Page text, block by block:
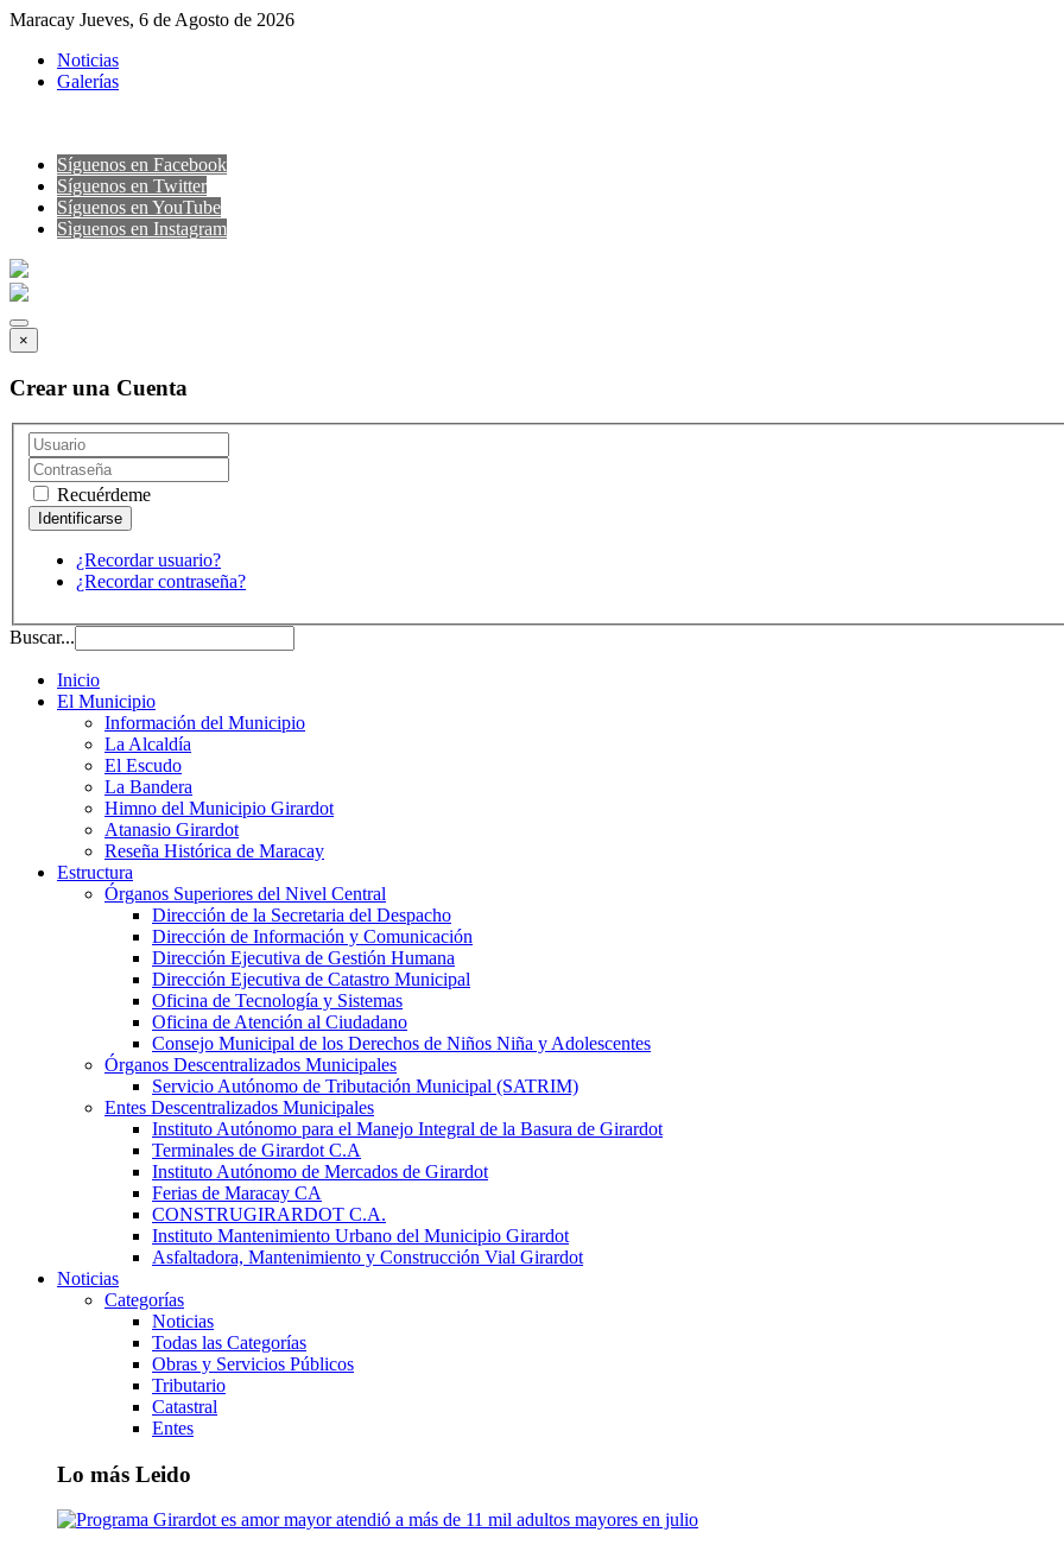
Maracay Jueves, 6 de Agosto de 2026
Noticias
Galerías
Síguenos en Facebook
Síguenos en Twitter
Síguenos en YouTube
Sìguenos en Instagram
×
Crear una Cuenta
Recuérdeme
¿Recordar usuario?
¿Recordar contraseña?
Buscar...
Inicio
El Municipio
Información del Municipio
La Alcaldía
El Escudo
La Bandera
Himno del Municipio Girardot
Atanasio Girardot
Reseña Histórica de Maracay
Estructura
Órganos Superiores del Nivel Central
Dirección de la Secretaria del Despacho
Dirección de Información y Comunicación
Dirección Ejecutiva de Gestión Humana
Dirección Ejecutiva de Catastro Municipal
Oficina de Tecnología y Sistemas
Oficina de Atención al Ciudadano
Consejo Municipal de los Derechos de Niños Niña y Adolescentes
Órganos Descentralizados Municipales
Servicio Autónomo de Tributación Municipal (SATRIM)
Entes Descentralizados Municipales
Instituto Autónomo para el Manejo Integral de la Basura de Girardot
Terminales de Girardot C.A
Instituto Autónomo de Mercados de Girardot
Ferias de Maracay CA
CONSTRUGIRARDOT C.A.
Instituto Mantenimiento Urbano del Municipio Girardot
Asfaltadora, Mantenimiento y Construcción Vial Girardot
Noticias
Categorías
Noticias
Todas las Categorías
Obras y Servicios Públicos
Tributario
Catastral
Entes
Lo más Leido